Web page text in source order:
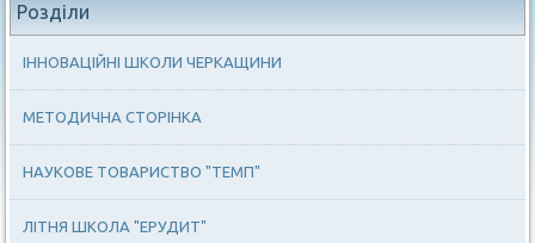
Розділи
ІННОВАЦІЙНІ ШКОЛИ ЧЕРКАЩИНИ
МЕТОДИЧНА СТОРІНКА
НАУКОВЕ ТОВАРИСТВО "ТЕМП"
ЛІТНЯ ШКОЛА "ЕРУДИТ"